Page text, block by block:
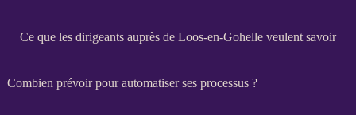
Ce que les dirigeants auprès de Loos-en-Gohelle veulent savoir
Combien prévoir pour automatiser ses processus ?